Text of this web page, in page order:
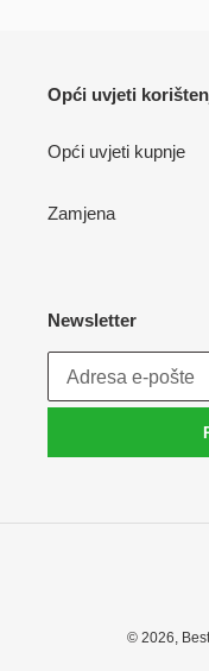
Opći uvjeti
Opći uvjeti kupnje
Zamjena
Newsletter
© 2026,